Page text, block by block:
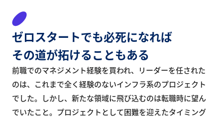
ゼロスタートでも必死になれば
その道が拓けることもある
前職でのマネジメント経験を買われ、リーダーを任された
のは、これまで全く経験のないインフラ系のプロジェクト
でした。しかし、新たな領域に飛び込むのは転職時に望ん
でいたこと。プロジェクトとして困難を迎えたタイミング